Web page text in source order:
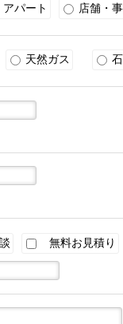
アパート 店舗・
天然ガス
無料お見積り